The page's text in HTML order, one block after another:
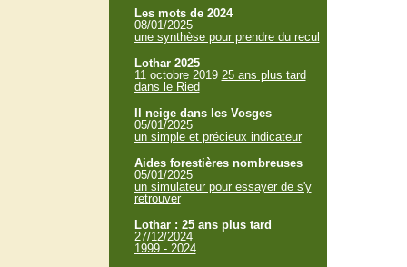
Les mots de 2024
08/01/2025
une synthèse pour prendre du recul
Lothar 2025
11 octobre 2019 25 ans plus tard
dans le Ried
Il neige dans les Vosges
05/01/2025
un simple et précieux indicateur
Aides forestières nombreuses
05/01/2025
un simulateur pour essayer de s'y
retrouver
Lothar : 25 ans plus tard
27/12/2024
1999 - 2024